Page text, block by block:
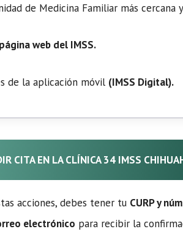
de Medicina Familiar más
página web del IMSS.
de la aplicación móvil (IMSS Digital).
CITA EN LA CLÍNICA 34 IMSS
acciones, debes tener tu CURP y
electrónico para recibir la